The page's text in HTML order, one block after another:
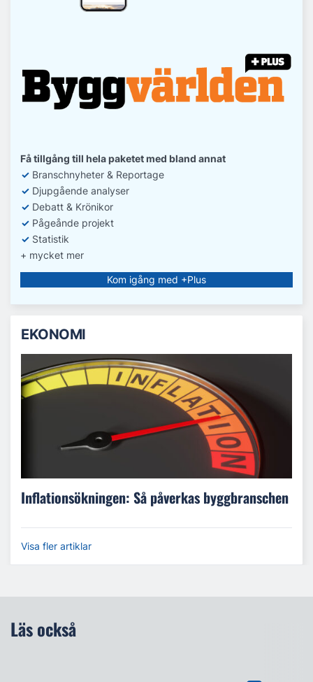
Få tillgång till hela paketet med bland annat
✓ Branschnyheter & Reportage
✓ Djupgående analyser
✓ Debatt & Krönikor
✓ Pågeånde projekt
✓ Statistik
+ mycket mer
Kom igång med +Plus
EKONOMI
Inflationsökningen: Så påverkas byggbranschen
Visa fler artiklar
Läs också